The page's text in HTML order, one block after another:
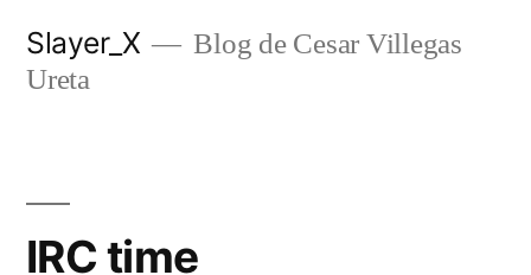
Slayer_X
Blog de Cesar Villegas
Ureta
IRC time